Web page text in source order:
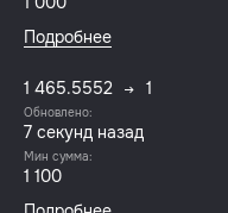
Подробнее
1 465.5552 1
Обновлено:
8 секунд назад
Мин сумма:
1 100